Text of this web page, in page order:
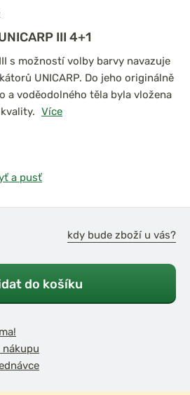
III 4+1
s možností volby barvy navazuje
UNICARP. Do jeho originálně
a voděodolného těla byla vložena
Více
a pusť
kdy bude zboží u vás?
do košíku